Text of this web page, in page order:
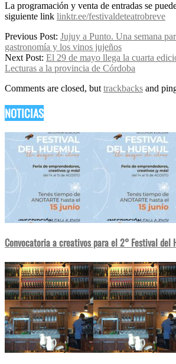
La programación y venta de entradas se
siguiente link linktr.ee/festivaldeteatrobreve
2026-
05-
12
Previous Post: Jujuy a Punto. Una semana
gastronomía y los vinos jujeños
Next Post: El 29 de mayo llega la cuarta
Lecturas a la provincia de Córdoba
Comments are closed, but trackbacks and
NOTICIAS
Convocatoria a creativos para el 2° Festival del